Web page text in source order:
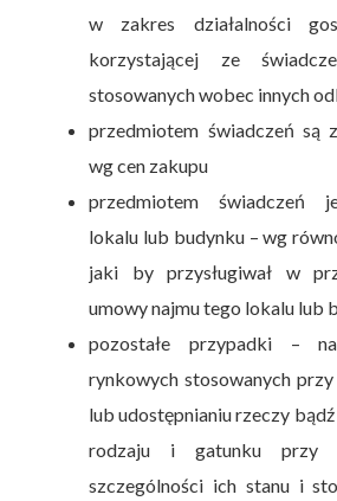
w zakres działalności
korzystającej ze
stosowanych wobec innych
przedmiotem świadczeń są
wg cen zakupu
przedmiotem świadczeń
lokalu lub budynku – wg
jaki by przysługiwał w
umowy najmu tego lokalu lub
pozostałe przypadki –
rynkowych stosowanych przy
lub udostępnianiu rzeczy
rodzaju i gatunku przy
szczególności ich stanu i